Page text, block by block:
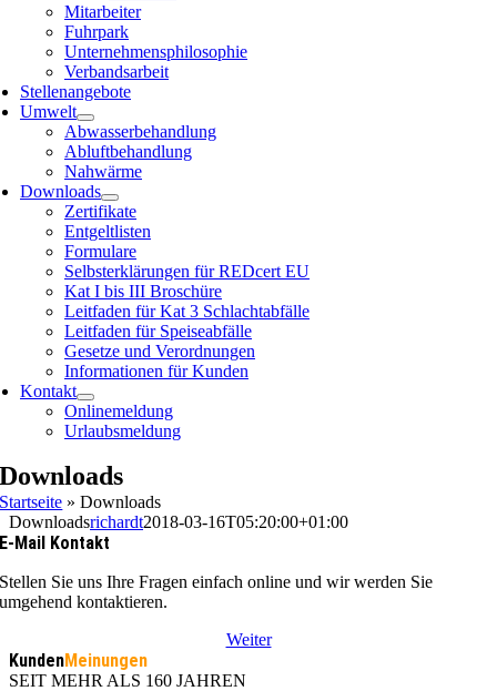
Mitarbeiter
Fuhrpark
Unternehmensphilosophie
Verbandsarbeit
Stellenangebote
Umwelt
Abwasserbehandlung
Abluftbehandlung
Nahwärme
Downloads
Zertifikate
Entgeltlisten
Formulare
Selbsterklärungen für REDcert EU
Kat I bis III Broschüre
Leitfaden für Kat 3 Schlachtabfälle
Leitfaden für Speiseabfälle
Gesetze und Verordnungen
Informationen für Kunden
Kontakt
Onlinemeldung
Urlaubsmeldung
Downloads
Startseite »Downloads
Downloadsrichardt2018-03-16T05:20:00+01:00
E-Mail Kontakt
Stellen Sie uns Ihre Fragen einfach online und wir werden Sie
umgehend kontaktieren.
Weiter
KundenMeinungen
SEIT MEHR ALS 160 JAHREN